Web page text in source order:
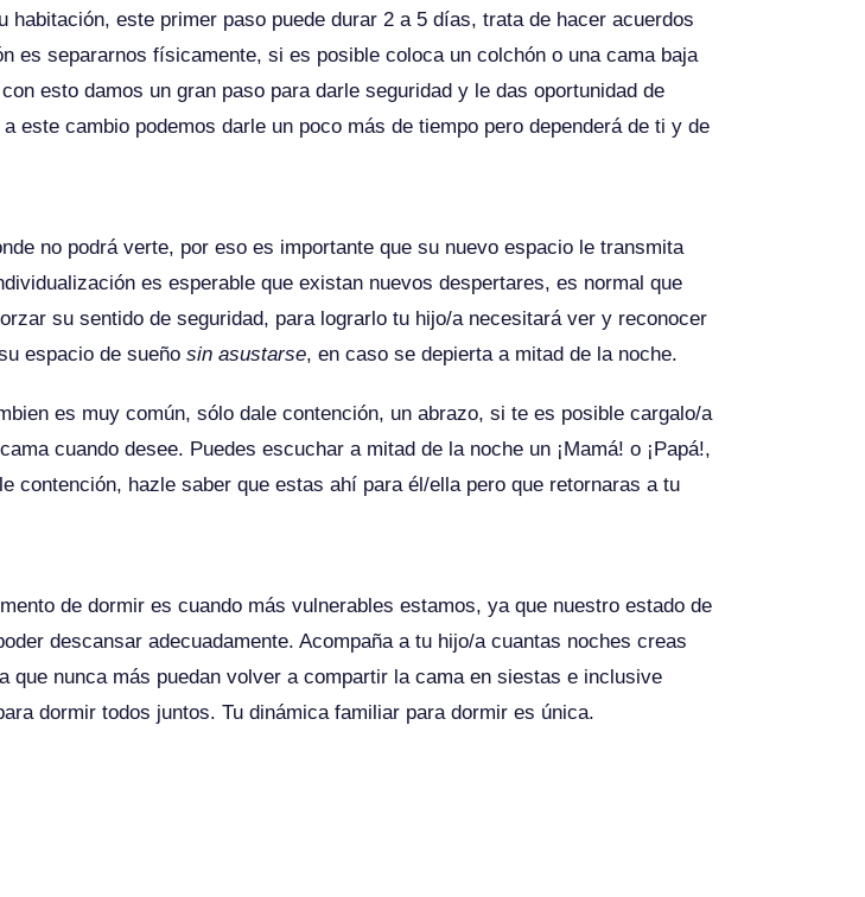
este primer paso puede durar 2 a 5 días, trata de hacer acuerdos
es separarnos físicamente, si es posible coloca un colchón o una cama baja
esto damos un gran paso para darle seguridad y le das oportunidad de
este cambio podemos darle un poco más de tiempo pero dependerá de ti y de
no podrá verte, por eso es importante que su nuevo espacio le transmita
es esperable que existan nuevos despertares, es normal que
su sentido de seguridad, para lograrlo tu hijo/a necesitará ver y reconocer
espacio de sueño sin asustarse, en caso se depierta a mitad de la noche.
es muy común, sólo dale contención, un abrazo, si te es posible cargalo/a
cuando desee. Puedes escuchar a mitad de la noche un ¡Mamá! o ¡Papá!,
contención, hazle saber que estas ahí para él/ella pero que retornaras a tu
de dormir es cuando más vulnerables estamos, ya que nuestro estado de
descansar adecuadamente. Acompaña a tu hijo/a cuantas noches creas
nunca más puedan volver a compartir la cama en siestas e inclusive
dormir todos juntos. Tu dinámica familiar para dormir es única.